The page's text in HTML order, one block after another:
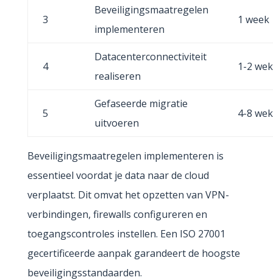
3
Beveiligingsmaatregelen
implementeren
1 week
4
Datacenterconnectiviteit
realiseren
1-2
5
Gefaseerde migratie
uitvoeren
4-8
Beveiligingsmaatregelen implementeren is
essentieel voordat je data naar de cloud
verplaatst. Dit omvat het opzetten van VPN-
verbindingen, firewalls configureren en
toegangscontroles instellen. Een ISO 27001
gecertificeerde aanpak garandeert de hoogste
beveiligingsstandaarden.